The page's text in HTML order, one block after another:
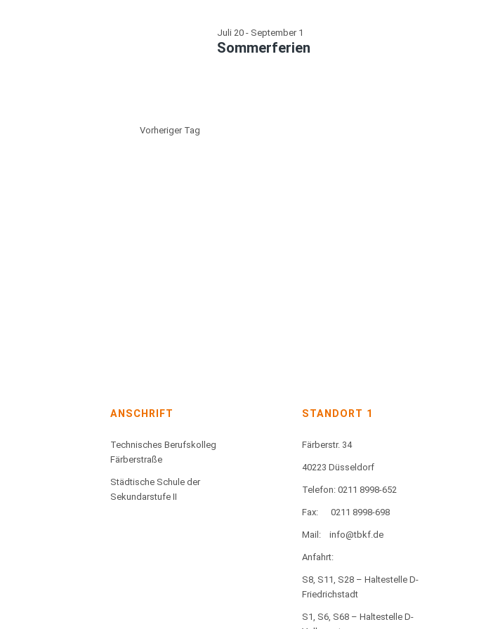
Sommerferien
Juli 20 - September 1
Vorheriger Tag
ANSCHRIFT
Technisches Berufskolleg
Färberstraße
Städtische Schule der
Sekundarstufe II
STANDORT 1
Färberstr. 34
40223 Düsseldorf
Telefon: 0211 8998-652
Fax: 0211 8998-698
Mail: info@tbkf.de
Anfahrt:
S8, S11, S28 – Haltestelle D-
Friedrichstadt
S1, S6, S68 – Haltestelle D-